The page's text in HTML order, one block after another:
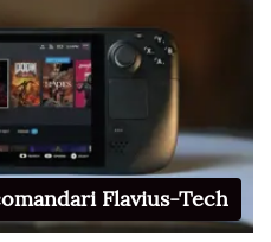
Flavius-Tech